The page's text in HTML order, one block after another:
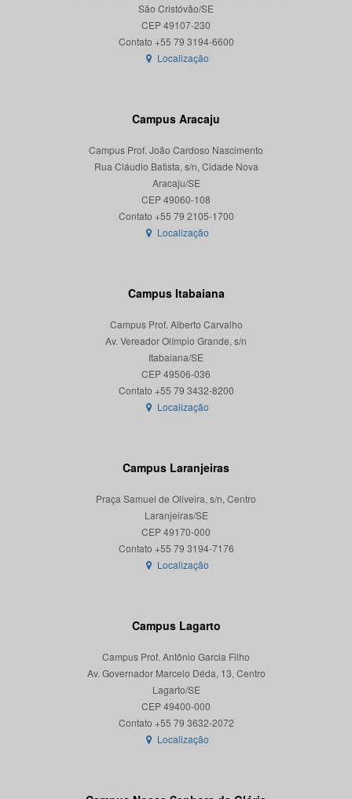
São Cristóvão/SE
CEP 49107-230
Localização
Campus Aracaju
Campus Prof. João Cardoso Nascimento
Rua Cláudio Batista, s/n, Cidade Nova
Aracaju/SE
CEP 49060-108
Localização
Campus Itabaiana
Campus Prof. Alberto Carvalho
Av. Vereador Olímpio Grande, s/n
Itabaiana/SE
CEP 49506-036
Localização
Campus Laranjeiras
Praça Samuel de Oliveira, s/n, Centro
Laranjeiras/SE
CEP 49170-000
Localização
Campus Lagarto
Campus Prof. Antônio Garcia Filho
Av. Governador Marcelo Déda, 13, Centro
Lagarto/SE
CEP 49400-000
Localização